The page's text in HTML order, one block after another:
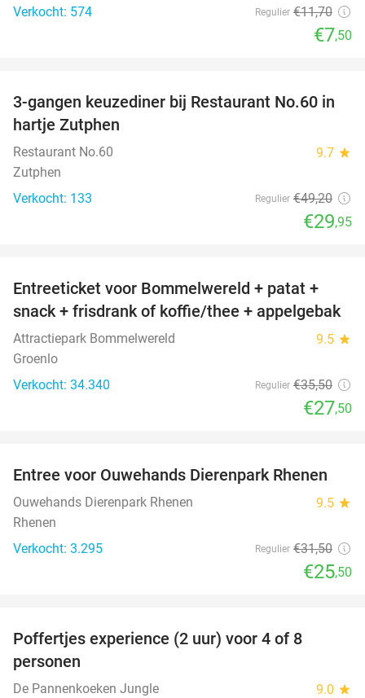
Verkocht: 574
Regulier €11,70
€7,50
39%
3-gangen keuzediner bij Restaurant No.60 in
hartje Zutphen
Restaurant No.60 9.7 star
Zutphen
Verkocht: 133
Regulier €49,20
€29,95
23%
Entreeticket voor Bommelwereld + patat +
snack + frisdrank of koffie/thee + appelgebak
Attractiepark Bommelwereld 9.5 star
Groenlo
Verkocht: 34.340
Regulier €35,50
€27,50
19%
Entree voor Ouwehands Dierenpark Rhenen
Ouwehands Dierenpark Rhenen 9.5 star
Rhenen
Verkocht: 3.295
Regulier €31,50
€25,50
Poffertjes experience (2 uur) voor 4 of 8
personen
De Pannenkoeken Jungle 9.0 star